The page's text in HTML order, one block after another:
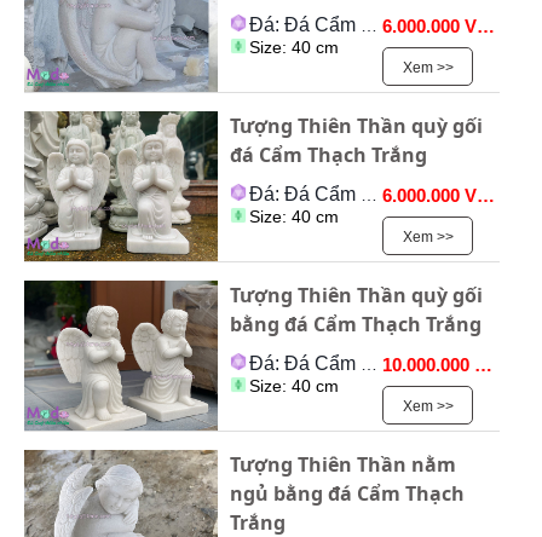
Đá: Đá Cẩm Thạch
Size: 40 cm
6.000.000 VNĐ
Xem >>
Tượng Thiên Thần quỳ gối
đá Cẩm Thạch Trắng
Đá: Đá Cẩm Thạch
Size: 40 cm
6.000.000 VNĐ
Xem >>
Tượng Thiên Thần quỳ gối
bằng đá Cẩm Thạch Trắng
Đá: Đá Cẩm Thạch
Size: 40 cm
10.000.000 VNĐ
Xem >>
Tượng Thiên Thần nằm
ngủ bằng đá Cẩm Thạch
Trắng